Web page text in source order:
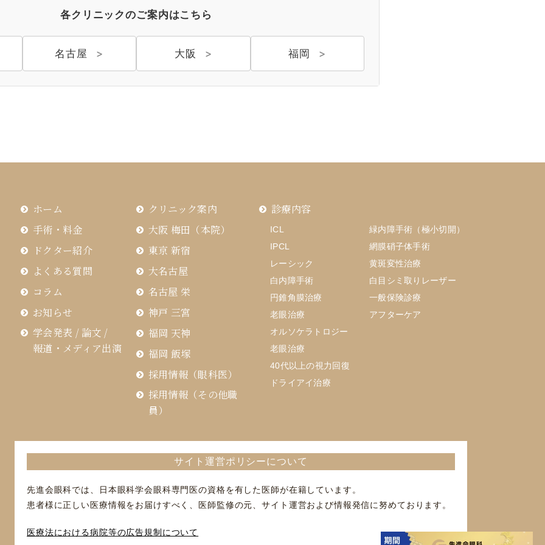
各クリニックのご案内はこちら
名古屋 大阪 福岡
ホーム
手術・料金
ドクター紹介
よくある質問
コラム
お知らせ
学会発表 / 論文 /
報道・メディア出演
クリニック案内
大阪 梅田（本院）
東京 新宿
大名古屋
名古屋 栄
神戸 三宮
福岡 天神
福岡 飯塚
採用情報（眼科医）
採用情報（その他職
員）
診療内容
ICL
IPCL
レーシック
白内障手術
円錐角膜治療
老眼治療
オルソケラトロジー
老眼治療
40代以上の視力回復
ドライアイ治療
緑内障手術（極小切開）
網膜硝子体手術
黄斑変性治療
白目シミ取りレーザー
一般保険診療
アフターケア
サイト運営ポリシーについて
先進会眼科では、日本眼科学会眼科専門医の資格を有した医師が在籍しています。
患者様に正しい医療情報をお届けすべく、医師監修の元、サイト運営および情報発信に努めております。
医療法における病院等の広告規制について